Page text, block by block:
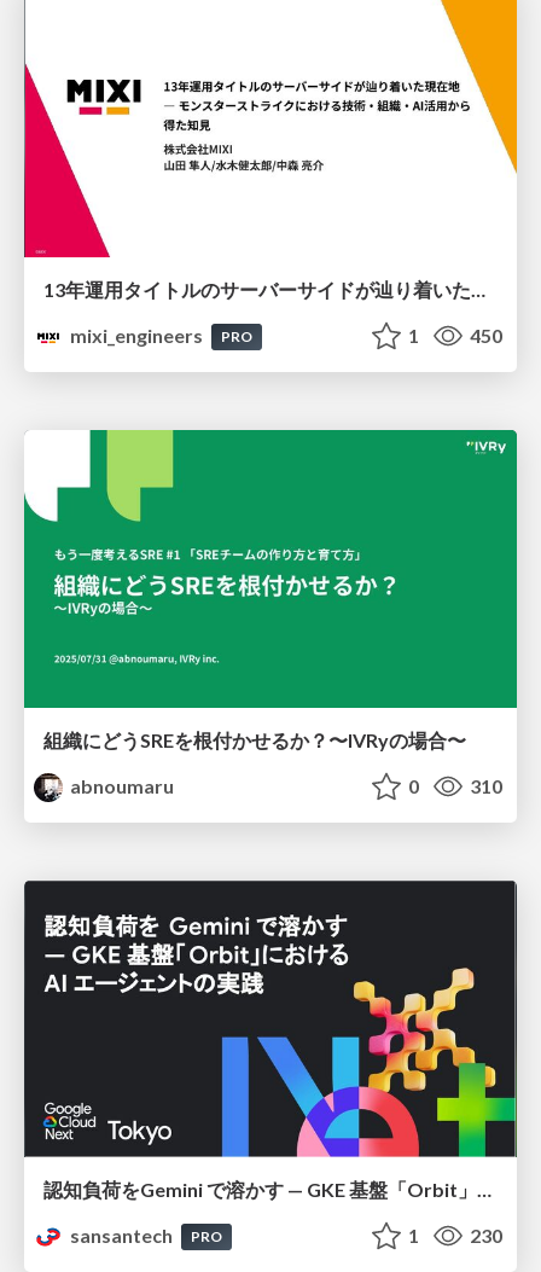
13年運用タイトルのサーバーサイドが辿り着いた現在地 ― モンスターストライクにおける技術・組織・AI活用から得た知見
mixi_engineers
PRO 1 450
組織にどうSREを根付かせるか？〜IVRyの場合〜
abnoumaru
0 310
認知負荷をGemini で溶かす — GKE 基盤「Orbit」における AI エージェントの実践
sansantech
PRO 1 230